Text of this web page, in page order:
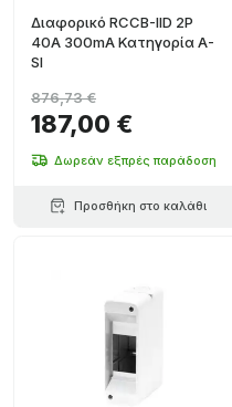
Διαφορικό RCCB-IID 2P
40A 300mA Κατηγορία A-
SI
187,00 €
876,73 €
Δωρεάν εξπρές παράδοση
Προσθήκη στο καλάθι